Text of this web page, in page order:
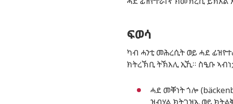
ፍወሳ
ካብ ሓንቲ መሕረሲት ወይ ሓደ
ክትረኽቢ ትኽእሊ ኢኺ። ስዒቡ
ሓደ መቐነት ጎሎ